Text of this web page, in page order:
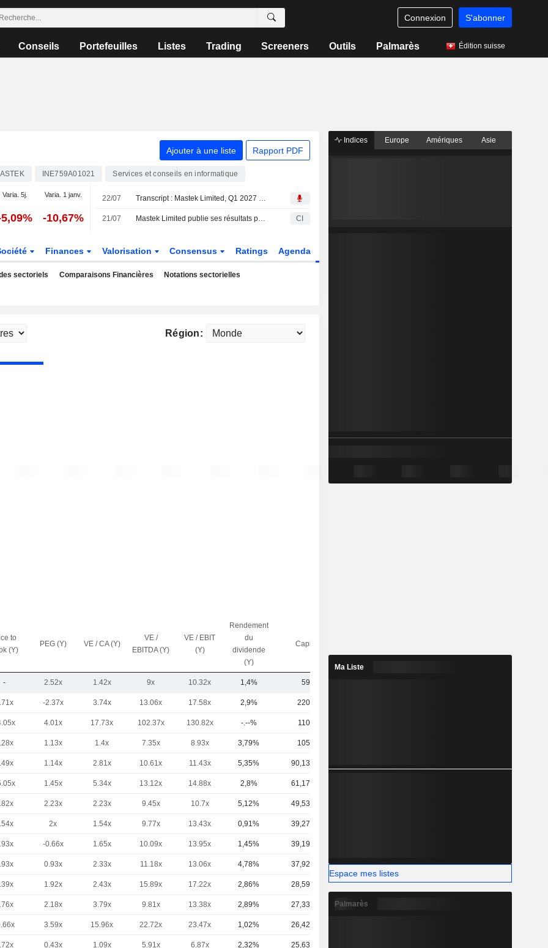
Connexion S'abonner
Conseils Portefeuilles Listes Trading Screeners Outils Palmarès Édition suisse
Ajouter à une liste Rapport PDF
INE759A01021 Services et conseils en informatique
Varia. 5j. Varia. 1 janv.
-10,67%
22/07 Transcript : Mastek Limited, Q1 2027 Earnings Call, Jul 22, 2026
21/07 Mastek Limited publie ses résultats pour le premier trimestre clos le 30 juin 2026 CI
Finances Valorisation Consensus Ratings Agenda
sectoriels Comparaisons Financières Notations sectorielles
Région:
to
(Y)
PEG (Y) VE / CA (Y)
VE /
EBITDA (Y)
VE / EBIT
(Y)
Rendement
du
dividende
(Y)
Capi.($)
- 2.52x 1.42x 9x 10.32x 1,4% 593 M
-2.37x 3.74x 13.06x 17.58x 2,9% 220 Md
4.01x 17.73x 102.37x 130.82x -.--% 110 Md
1.13x 1.4x 7.35x 8.93x 3,79% 105 Md
1.14x 2.81x 10.61x 11.43x 5,35% 90,13 Md
1.45x 5.34x 13.12x 14.88x 2,8% 61,17 Md
2.23x 2.23x 9.45x 10.7x 5,12% 49,53 Md
2x 1.54x 9.77x 13.43x 0,91% 39,27 Md
-0.66x 1.65x 10.09x 13.95x 1,45% 39,19 Md
0.93x 2.33x 11.18x 13.06x 4,78% 37,92 Md
1.92x 2.43x 15.89x 17.22x 2,86% 28,59 Md
2.18x 3.79x 9.81x 13.38x 2,89% 27,33 Md
3.59x 15.96x 22.72x 23.47x 1,02% 26,42 Md
0.43x 1.09x 5.91x 6.87x 2,32% 25,63 Md
Indices Europe Amériques Asie
Ma Liste
Espace mes listes
Palmarès